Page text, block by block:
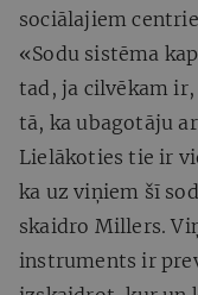
sociālajiem
«Sodu sistēma
tad, ja cilvēkam
tā, ka ubagotāju
Lielākoties tie ir
ka uz viņiem šī
skaidro Millers.
instruments ir